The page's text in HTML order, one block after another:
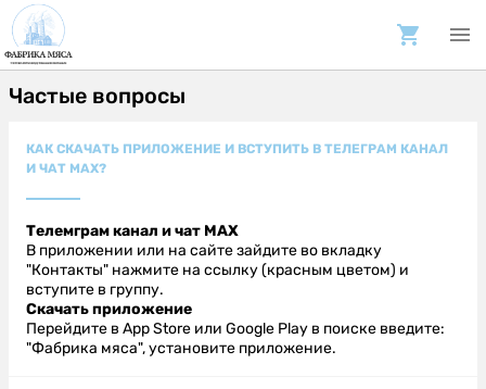
Частые вопросы
КАК СКАЧАТЬ ПРИЛОЖЕНИЕ И ВСТУПИТЬ В ТЕЛЕГРАМ КАНАЛ
И ЧАТ МАХ?
Телемграм канал и чат МАХ
В приложении или на сайте зайдите во вкладку
"Контакты" нажмите на ссылку (красным цветом) и
вступите в группу.
Скачать приложение
Перейдите в App Store или Google Play в поиске введите:
"Фабрика мяса", установите приложение.